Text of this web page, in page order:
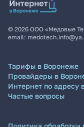
© 2026 ООО «Медовые
email:
Тарифы в Воронеже
Провайдеры в
Интернет по адресу
Частые вопросы